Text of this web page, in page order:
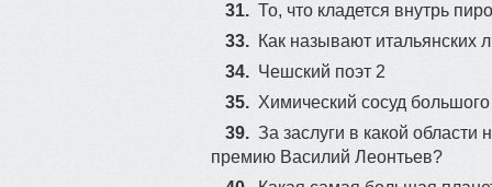
31. То, что кладется внутрь
33. Как называют итальянских
34. Чешский поэт 2
35. Химический сосуд
39. За заслуги в какой области
премию Василий Леонтьев?